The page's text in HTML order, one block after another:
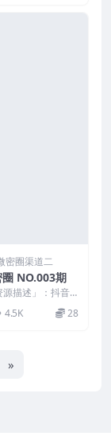
密圈渠道二
NO.003期
源描述」：抖音
NO.003期 【20P
4.5K 28
»